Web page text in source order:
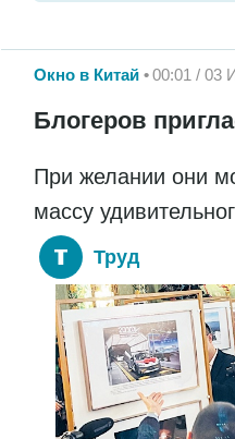
Окно в Китай 00:01 / 03
Блогеров
При желании они
массу
Труд